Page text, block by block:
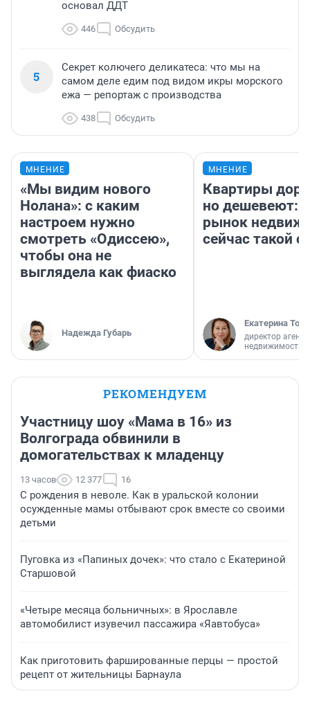
основал ДДТ
446 Обсудить
5
Секрет колючего деликатеса: что мы на
самом деле едим под видом икры морского
ежа — репортаж с производства
438 Обсудить
МНЕНИЕ
«Мы видим нового
Нолана»: с каким
настроем нужно
смотреть «Одиссею»,
чтобы она не
выглядела как фиаско
Надежда Губарь
МНЕНИЕ
Квартиры
но дешевеют:
рынок
сейчас такой
Екатерина
директор
недвижимости
РЕКОМЕНДУЕМ
Участницу шоу «Мама в 16» из
Волгограда обвинили в
домогательствах к младенцу
13 часов 12 377 16
С рождения в неволе. Как в уральской колонии
осужденные мамы отбывают срок вместе со своими
детьми
Пуговка из «Папиных дочек»: что стало с Екатериной
Старшовой
«Четыре месяца больничных»: в Ярославле
автомобилист изувечил пассажира «Яавтобуса»
Как приготовить фаршированные перцы — простой
рецепт от жительницы Барнаула